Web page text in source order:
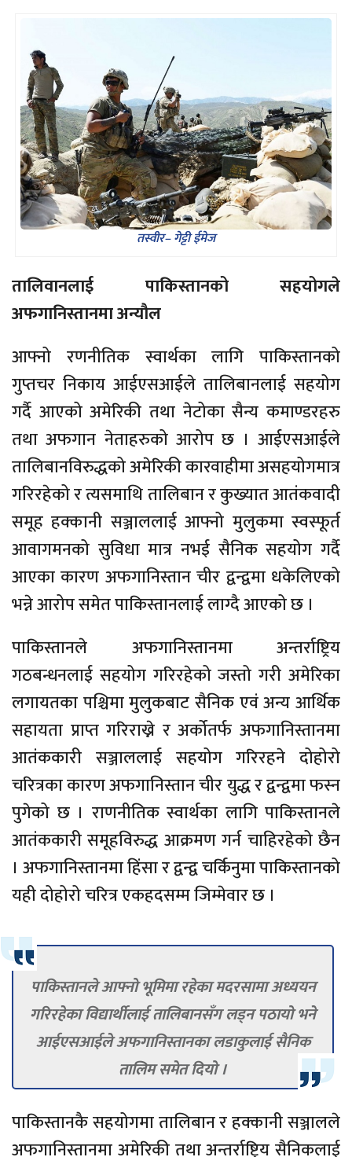
तस्वीर– गेट्टी ईमेज
तालिवानलाई पाकिस्तानको सहयोगले
अफगानिस्तानमा अन्यौल
आफ्नो रणनीतिक स्वार्थका लागि पाकिस्तानको
गुप्तचर निकाय आईएसआईले तालिबानलाई सहयोग
गर्दै आएको अमेरिकी तथा नेटोका सैन्य कमाण्डरहरु
तथा अफगान नेताहरुको आरोप छ । आईएसआईले
तालिबानविरुद्धको अमेरिकी कारवाहीमा असहयोगमात्र
गरिरहेको र त्यसमाथि तालिबान र कुख्यात आतंकवादी
समूह हक्कानी सञ्जाललाई आफ्नो मुलुकमा स्वस्फूर्त
आवागमनको सुविधा मात्र नभई सैनिक सहयोग गर्दै
आएका कारण अफगानिस्तान चीर द्वन्द्वमा धकेलिएको
भन्ने आरोप समेत पाकिस्तानलाई लाग्दै आएको छ ।
पाकिस्तानले अफगानिस्तानमा अन्तर्राष्ट्रिय
गठबन्धनलाई सहयोग गरिरहेको जस्तो गरी अमेरिका
लगायतका पश्चिमा मुलुकबाट सैनिक एवं अन्य आर्थिक
सहायता प्राप्त गरिराख्ने र अर्कोतर्फ अफगानिस्तानमा
आतंककारी सञ्जाललाई सहयोग गरिरहने दोहोरो
चरित्रका कारण अफगानिस्तान चीर युद्ध र द्वन्द्वमा फस्न
पुगेको छ । राणनीतिक स्वार्थका लागि पाकिस्तानले
आतंककारी समूहविरुद्ध आक्रमण गर्न चाहिरहेको छैन
। अफगानिस्तानमा हिंसा र द्वन्द्व चर्किनुमा पाकिस्तानको
यही दोहोरो चरित्र एकहदसम्म जिम्मेवार छ ।
पाकिस्तानले आफ्नो भूमिमा रहेका मदरसामा अध्ययन
गरिरहेका विद्यार्थीलाई तालिबानसँग लड्न पठायो भने
आईएसआईले अफगानिस्तानका लडाकुलाई सैनिक
तालिम समेत दियो ।
पाकिस्तानकै सहयोगमा तालिबान र हक्कानी सञ्जालले
अफगानिस्तानमा अमेरिकी तथा अन्तर्राष्ट्रिय सैनिकलाई